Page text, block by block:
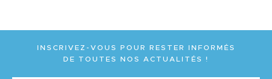
INSCRIVEZ-VOUS POUR RESTER INFORMÉS
DE TOUTES NOS ACTUALITÉS !